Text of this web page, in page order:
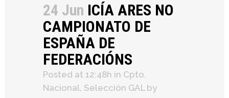
24 Jun ICÍA ARES NO
CAMPIONATO DE
ESPAÑA DE
FEDERACIÓNS
Posted at 12:48h in Cpto.
Nacional Selección GAL by